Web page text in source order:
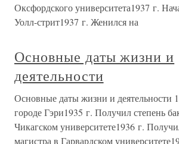
Оксфордского университета1937 г.
Уолл-стрит1937 г. Женился на
Основные даты жизни и
деятельности
Основные даты жизни и деятельности
городе Гэри1935 г. Получил степень
Чикагском университете1936 г.
магистра в Гарвардском